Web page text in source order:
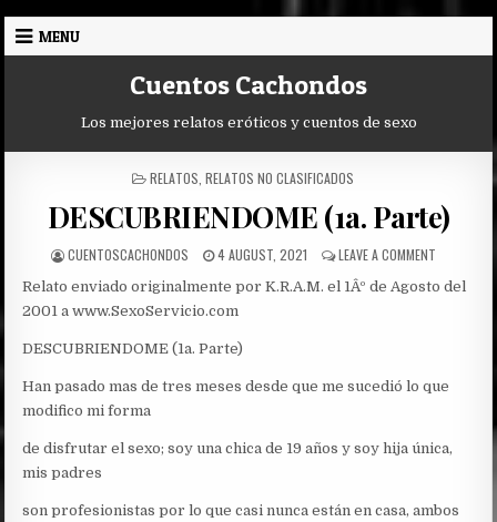
Skip
MENU
Cuentos Cachondos
Los mejores relatos eróticos y cuentos de sexo
POSTED
RELATOS RELATOS NO CLASIFICADOS
DESCUBRIENDOME (1a. Parte)
AUTHOR:
CUENTOSCACHONDOS
PUBLISHED
4 AUGUST, 2021 LEAVE A COMMENTON
(1A.
Relato enviado originalmente por K.R.A.M. el 1Âº de Agosto del
2001 a www.SexoServicio.com
DESCUBRIENDOME (1a. Parte)
Han pasado mas de tres meses desde que me sucedió lo que
modifico mi forma
de disfrutar el sexo; soy una chica de 19 años y soy hija única,
mis padres
son profesionistas por lo que casi nunca están en casa, ambos